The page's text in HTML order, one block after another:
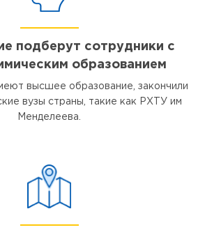
подберут сотрудники с
образованием
высшее образование, закончили
вузы страны, такие как РХТУ им
Менделеева.